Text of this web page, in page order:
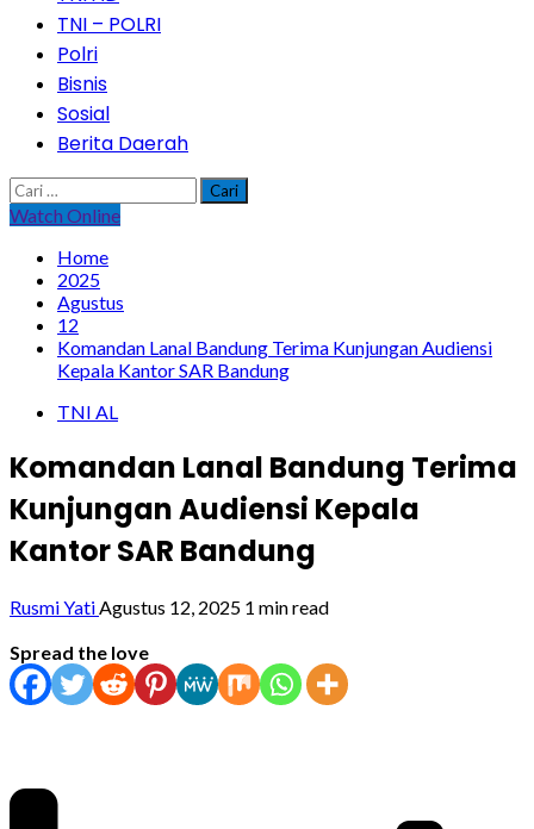
TNI – POLRI
Polri
Bisnis
Sosial
Berita Daerah
Cari
untuk:
Watch Online
Home
2025
Agustus
12
Komandan Lanal Bandung Terima Kunjungan Audiensi
Kepala Kantor SAR Bandung
TNI AL
Komandan Lanal Bandung Terima
Kunjungan Audiensi Kepala
Kantor SAR Bandung
Rusmi YatiAgustus 12, 2025 1 min read
Spread the love